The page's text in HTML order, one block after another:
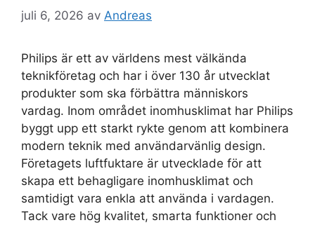
juli 6, 2026 av Andreas
Philips är ett av världens mest välkända
teknikföretag och har i över 130 år utvecklat
produkter som ska förbättra människors
vardag. Inom området inomhusklimat har Philips
byggt upp ett starkt rykte genom att kombinera
modern teknik med användarvänlig design.
Företagets luftfuktare är utvecklade för att
skapa ett behagligare inomhusklimat och
samtidigt vara enkla att använda i vardagen.
Tack vare hög kvalitet, smarta funktioner och